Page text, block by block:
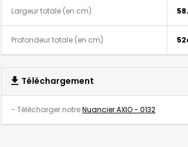
Largeur totale (en cm)
Profondeur totale (en cm)
Téléchargement
- Télécharger notreNuancier AXIO - 0132